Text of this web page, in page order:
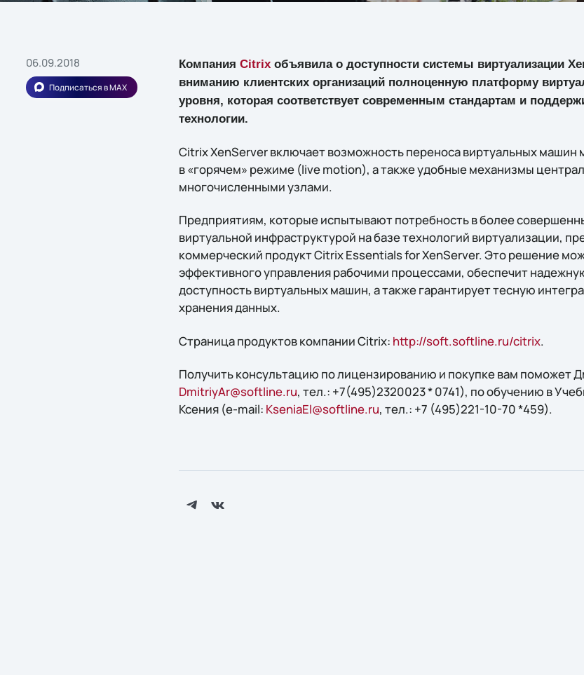
06.09.2018
Подписаться в MAX
Компания Citrixобъявила о доступности системы виртуализации
вниманию клиентских организаций полноценную платформу
уровня, которая соответствует современным стандартам и
технологии.
Citrix XenServer включает возможность переноса виртуальных
в «горячем» режиме (live motion), а также удобные механизмы
многочисленными узлами.
Предприятиям, которые испытывают потребность в более
виртуальной инфраструктурой на базе технологий виртуализации,
коммерческий продукт Citrix Essentials for XenServer. Это решение
эффективного управления рабочими процессами, обеспечит
доступность виртуальных машин, а также гарантирует тесную
хранения данных.
Страница продуктов компании Citrix: http://soft.softline.ru/citrix.
Получить конcультацию по лицензированию и покупке вам поможет
DmitriyAr@softline.ru, тел.: +7(495)2320023 * 0741), по обучению в
Ксения (e-mail: KseniaEl@softline.ru, тел.: +7 (495)221-10-70 *459).